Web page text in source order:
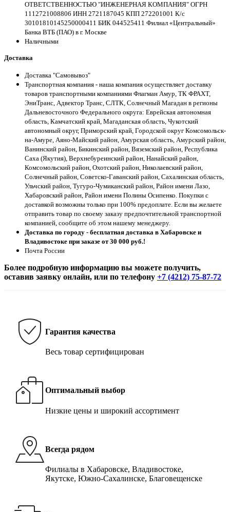
ОТВЕТСТВЕННОСТЬЮ "ИНЖЕНЕРНАЯ КОМПАНИЯ" ОГРН
1112721008806 ИНН 2721187045 КПП 272201001 К/с
30101810145250000411 БИК 044525411 Филиал «Центральный»
Банка ВТБ (ПАО) в г. Москве
Наличными
Доставка
Доставка "Самовывоз"
Транспортная компания - наша компания осуществляет доставку
товаров транспортными компаниями Флагман Амур, ТК ФРАХТ,
ЭниТранс, Адвектор Транс, СЛТК, Солнечный Магадан в регионы
Дальневосточного Федерального округа: Еврейская автономная
область, Камчатский край, Магаданская область, Чукотский
автономный округ, Приморский край, Городской округ Комсомольск-
на-Амуре, Аяно-Майский район, Амурская область, Амурский район,
Ванинский район, Бикинский район, Вяземский район, Республика
Саха (Якутия), Верхнебуреинский район, Нанайский район,
Комсомольский район, Охотский район, Николаевский район,
Солнечный район, Советско-Гаванский район, Сахалинская область,
Ульчский район, Тугуро-Чумиканский район, Район имени Лазо,
Хабаровский район, Район имени Полины Осипенко. Покупки с
доставкой возможны только при 100% предоплате. Если вы желаете
отправить товар по своему заказу предпочтительной транспортной
компанией, сообщите об этом нашему менеджеру.
Доставка по городу - бесплатная доставка в Хабаровске и
Владивостоке при заказе от 30 000 руб.!
Почта России
Более подробную информацию вы можете получить,
оставив заявку онлайн, или по телефону +7 (4212) 75-87-72
Гарантия качества
Весь товар сертифицирован
Оптимальный выбор
Низкие цены и широкий ассортимент
Всегда рядом
Филиалы в Хабаровске, Владивостоке,
Якутске, Южно-Сахалинске, Благовещенске